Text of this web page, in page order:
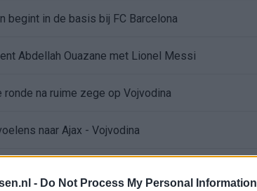
- Do Not Process My Personal Information
begint in de basis bij FC Barcelona
Abdellah Ouazane met Lionel Messi
na ruime zege op Vojvodina
naar Ajax - Vojvodina
van der Vaart en Sylvie Meis door de jaren heen